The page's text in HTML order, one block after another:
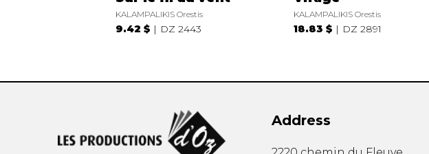
KALAMPALIKIS Orestis
9.42 $ DZ 2443
KALAMPALIKIS Orestis
18.83 $ DZ 2891
Address